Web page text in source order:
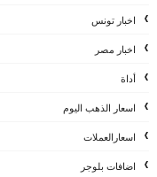
اخبار تونس
اخبار مصر
أداة
اسعار الذهب اليوم
اسعارالعملات
اضافات بلوجر